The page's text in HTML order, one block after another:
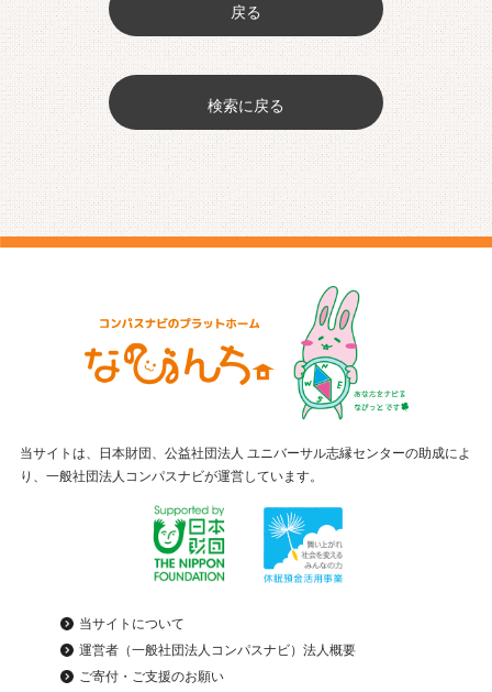
戻る
検索に戻る
当サイトは、日本財団、公益社団法人 ユニバーサル志縁センターの助成によ
り、一般社団法人コンパスナビが運営しています。
当サイトについて
運営者（一般社団法人コンパスナビ）法人概要
ご寄付・ご支援のお願い